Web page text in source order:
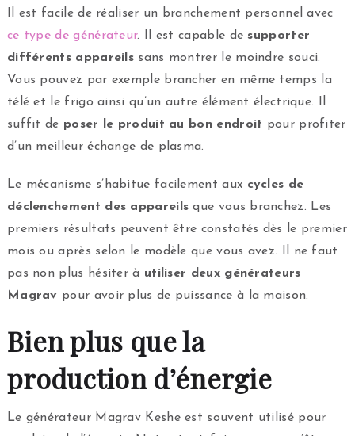
Il est facile de réaliser un branchement personnel avec
ce type de générateur. Il est capable de supporter
différents appareils sans montrer le moindre souci.
Vous pouvez par exemple brancher en même temps la
télé et le frigo ainsi qu’un autre élément électrique. Il
suffit de poser le produit au bon endroit pour profiter
d’un meilleur échange de plasma.
Le mécanisme s’habitue facilement aux cycles de
déclenchement des appareils que vous branchez. Les
premiers résultats peuvent être constatés dès le premier
mois ou après selon le modèle que vous avez. Il ne faut
pas non plus hésiter à utiliser deux générateurs
Magrav pour avoir plus de puissance à la maison.
Bien plus que la
production d’énergie
Le générateur Magrav Keshe est souvent utilisé pour